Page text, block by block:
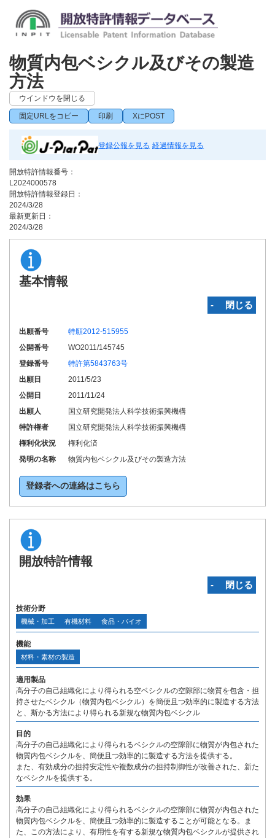
物質内包ベシクル及びその製造
方法
ウインドウを閉じる
固定URLをコピー 印刷 XにPOST
登録公報を見る 経過情報を見る
開放特許情報番号：
L2024000578
開放特許情報登録日：
2024/3/28
最新更新日：
2024/3/28
基本情報
‐ 閉じる
出願番号
特願2012-515955
公開番号
WO2011/145745
登録番号
特許第5843763号
出願日
2011/5/23
公開日
2011/11/24
出願人
国立研究開発法人科学技術振興機構
特許権者
国立研究開発法人科学技術振興機構
権利化状況
権利化済
発明の名称
物質内包ベシクル及びその製造方法
登録者への連絡はこちら
開放特許情報
‐ 閉じる
技術分野
機械・加工 有機材料 食品・バイオ
機能
材料・素材の製造
適用製品
高分子の自己組織化により得られる空ベシクルの空隙部に物質を包含・担
持させたベシクル（物質内包ベシクル）を簡便且つ効率的に製造する方法
と、斯かる方法により得られる新規な物質内包ベシクル
目的
高分子の自己組織化により得られるベシクルの空隙部に物質が内包された
物質内包ベシクルを、簡便且つ効率的に製造する方法を提供する。
また、有効成分の担持安定性や複数成分の担持制御性が改善された、新た
なベシクルを提供する。
効果
高分子の自己組織化により得られるベシクルの空隙部に物質が内包された
物質内包ベシクルを、簡便且つ効率的に製造することが可能となる。ま
た、この方法により、有用性を有する新規な物質内包ベシクルが提供され